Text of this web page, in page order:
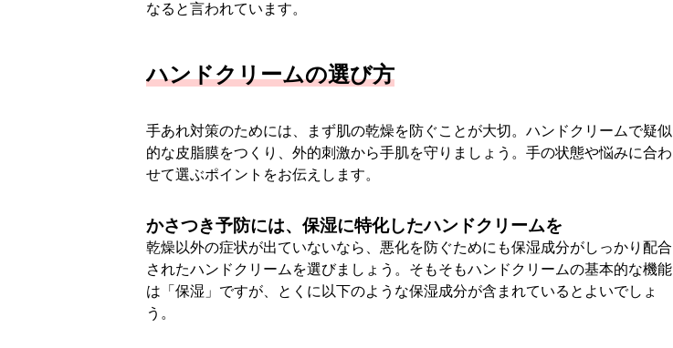
なると言われています。
ハンドクリームの選び方
手あれ対策のためには、まず肌の乾燥を防ぐことが大切。ハンドクリームで疑似
的な皮脂膜をつくり、外的刺激から手肌を守りましょう。手の状態や悩みに合わ
せて選ぶポイントをお伝えします。
かさつき予防には、保湿に特化したハンドクリームを
乾燥以外の症状が出ていないなら、悪化を防ぐためにも保湿成分がしっかり配合
されたハンドクリームを選びましょう。そもそもハンドクリームの基本的な機能
は「保湿」ですが、とくに以下のような保湿成分が含まれているとよいでしょ
う。